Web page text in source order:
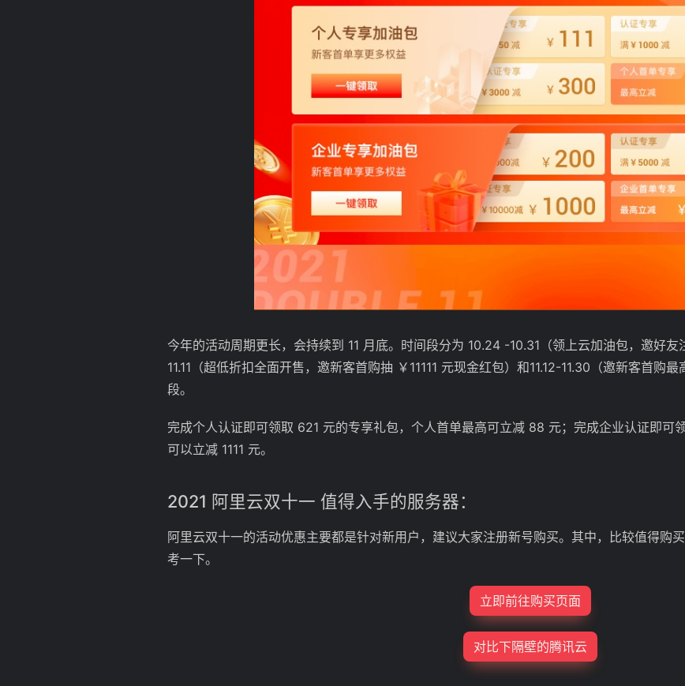
今年的活动周期更长，会持续到 11 月底。时间段分为 10.24 -10.31（领上云加油包，邀好友
11.11（超低折扣全面开售，邀新客首购抽 ￥11111 元现金红包）和11.12-11.30（邀新客首购
段。
完成个人认证即可领取 621 元的专享礼包，个人首单最高可立减 88 元；完成企业认证即可
可以立减 1111 元。
2021 阿里云双十一 值得入手的服务器：
阿里云双十一的活动优惠主要都是针对新用户，建议大家注册新号购买。其中，比较值得购
考一下。
立即前往购买页面
对比下隔壁的腾讯云